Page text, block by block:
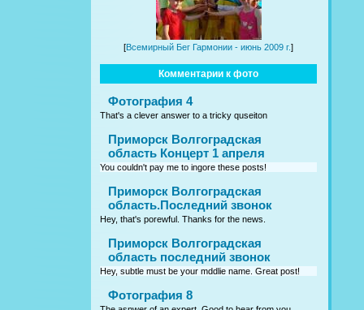
[Всемирный Бег Гармонии - июнь 2009 г.]
Комментарии к фото
Фотография 4
That's a clever answer to a tricky quseiton
Приморск Волгоградская
область Концерт 1 апреля
You couldn't pay me to ingore these posts!
Приморск Волгоградская
область.Последний звонок
Hey, that's porewful. Thanks for the news.
Приморск Волгоградская
область последний звонок
Hey, subtle must be your mddlie name. Great post!
Фотография 8